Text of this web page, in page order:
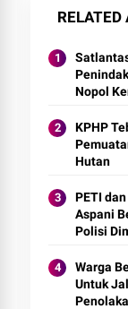
RELATED
Nopol
KPHP
Hutan
PETI
Aspani
Polisi
Warga
Untuk